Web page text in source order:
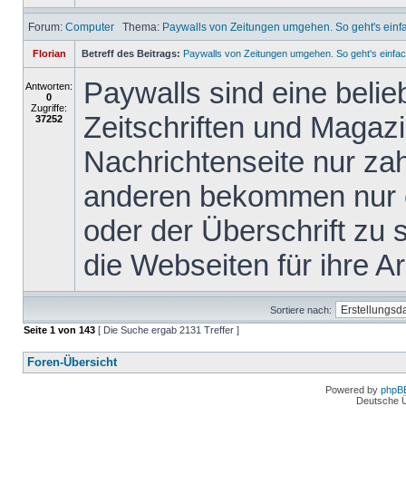
Forum: Computer Thema: Paywalls von Zeitungen umgehen. So geht's
Florian Betreff des Beitrags: Paywalls von Zeitungen umgehen. So geht's
Antworten:
0
Zugriffe:
37252
Paywalls sind eine
Zeitschriften und
Nachrichtenseite nur
anderen bekommen
oder der Überschrift zu
die Webseiten für ihre
Sortiere nach:
Seite 1 von 143 [ Die Suche ergab 2131 Treffer ]
Foren-Übersicht
Powered by
Deutsche